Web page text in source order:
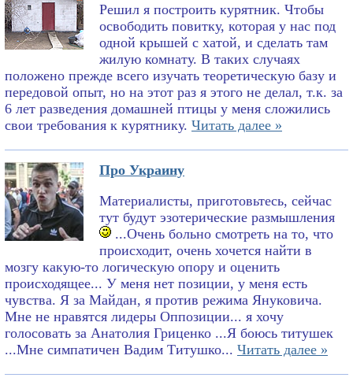
Решил я построить курятник. Чтобы
освободить повитку, которая у нас под
одной крышей с хатой, и сделать там
жилую комнату. В таких случаях
положено прежде всего изучать теоретическую базу и
передовой опыт, но на этот раз я этого не делал, т.к. за
6 лет разведения домашней птицы у меня сложились
свои требования к курятнику. Читать далее »
Про Украину
Материалисты, приготовьтесь, сейчас
тут будут эзотерические размышления
...Очень больно смотреть на то, что
происходит, очень хочется найти в
мозгу какую-то логическую опору и оценить
происходящее... У меня нет позиции, у меня есть
чувства. Я за Майдан, я против режима Януковича.
Мне не нравятся лидеры Оппозиции... я хочу
голосовать за Анатолия Гриценко ...Я боюсь титушек
...Мне симпатичен Вадим Титушко... Читать далее »